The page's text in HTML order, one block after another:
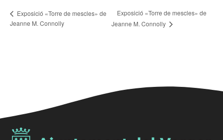
Exposició «Torre de mescles» de
Jeanne M. Connolly
Exposició «Torre de mescles» de
Jeanne M. Connolly